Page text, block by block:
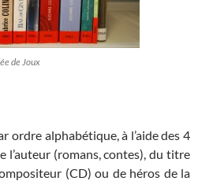
de Joux
ordre alphabétique, à l’aide des 4
l’auteur (romans, contes), du titre
(CD) ou de héros de la